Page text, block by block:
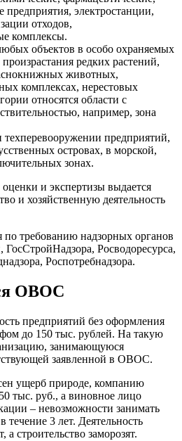
предприятия, электростанции,
отходов,
комплексы.
объектов в особо охраняемых
редких растений,
животных,
комплексах, нерестовых
относятся области с
например, зона
техперевооружении предприятий,
островах, в морской,
зонах.
и экспертизы выдается
и хозяйственную деятельность
требованию надзорных органов
Росводоресурса,
Роспотребнадзора.
ОВОС
предприятий без оформления
до 150 тыс. рублей. На такую
занимающуюся
заявленной в ОВОС.
ущерб природе, компанию
тыс. руб., а виновное лицо
– невозможности занимать
3 лет. Деятельность
а строительство заморозят.